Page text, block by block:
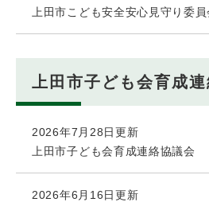
上田市こども安全安心見守り委員
上田市子ども会育成
2026年7月28日更新
上田市子ども会育成連絡協議会
2026年6月16日更新